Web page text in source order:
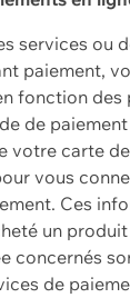
services ou
paiement,
fonction des
de
votre carte
vous
Ces
un
concernés
de